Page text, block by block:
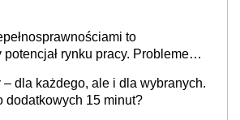
to
rynku pracy. Problemem
po stronie systemu i
[WYWIAD]
– dla każdego, ale i dla wybranych.
dodatkowych 15 minut?